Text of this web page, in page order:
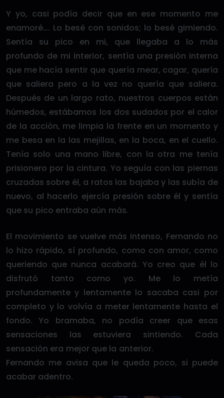
Y yo, casi podía decir que en ese momento me
enamoré…. Lo besé con sonidos; lo besé gimiendo.
Sentía su pico en mi, que llegaba a lo más
profundo de mi interior, sentía una presión interna
que me hacía sentir que quería mear, cagar, quería
que saliera pero a la vez no quería que saliera.
Después de un largo rato, nuestros cuerpos están
húmedos, estábamos los dos sudados por el calor
de la acción, me limpia la frente en un momento y
me besa en la las mejillas, en la boca, en el cuello.
Tenía solo una mano libre, con la otra me tenía
prisionero por la cintura. Yo seguía con las piernas
cruzadas sobre él, a ratos las bajaba y las subía de
nuevo, al hacerlo ejercía presión sobre él y sentía
que su pico entraba aún más.
El movimiento se vuelve más intenso, Fernando no
lo hizo rápido, sí profundo, como con amor, como
queriendo que nunca acabará. Yo creo que él lo
disfrutó tanto como yo. Me lo metía
profundamente y lentamente lo sacaba casi por
completo y lo volvía a meter lentamente hasta el
fondo. Yo bramaba, no podía creer que esas
sensaciones las estuviera sintiendo. Cada
sensación era mejor que la anterior.
Fernando me avisa que le queda poco, si puede
acabar adentro.